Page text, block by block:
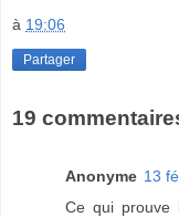
à 19:06
Partager
19
Anonyme 13
Ce qui prouve